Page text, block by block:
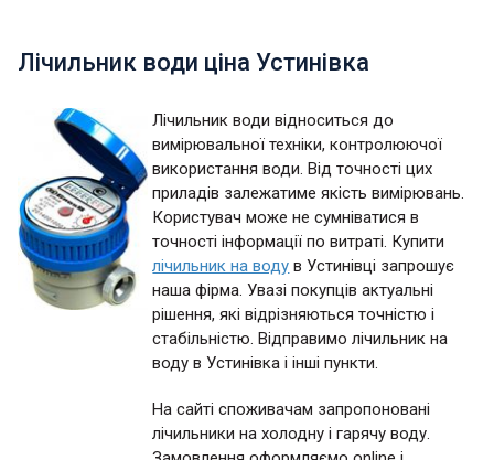
Лічильник води ціна Устинівка
Лічильник води відноситься до
вимірювальної техніки, контролюючої
використання води. Від точності цих
приладів залежатиме якість вимірювань.
Користувач може не сумніватися в
точності інформації по витраті. Купити
лічильник на воду в Устинівці запрошує
наша фірма. Увазі покупців актуальні
рішення, які відрізняються точністю і
стабільністю. Відправимо лічильник на
воду в Устинівка і інші пункти.
На сайті споживачам запропоновані
лічильники на холодну і гарячу воду.